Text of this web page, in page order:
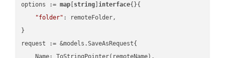
options := map string ]interface{}{
"folder" : remoteFolder,
}
request := &models.SaveAsRequest{
    Name: ToStringPointer(remoteName),